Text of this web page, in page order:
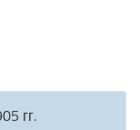
гг.